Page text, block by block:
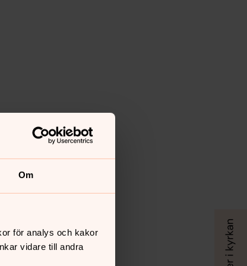
Om
för analys och kakor
vidare till andra